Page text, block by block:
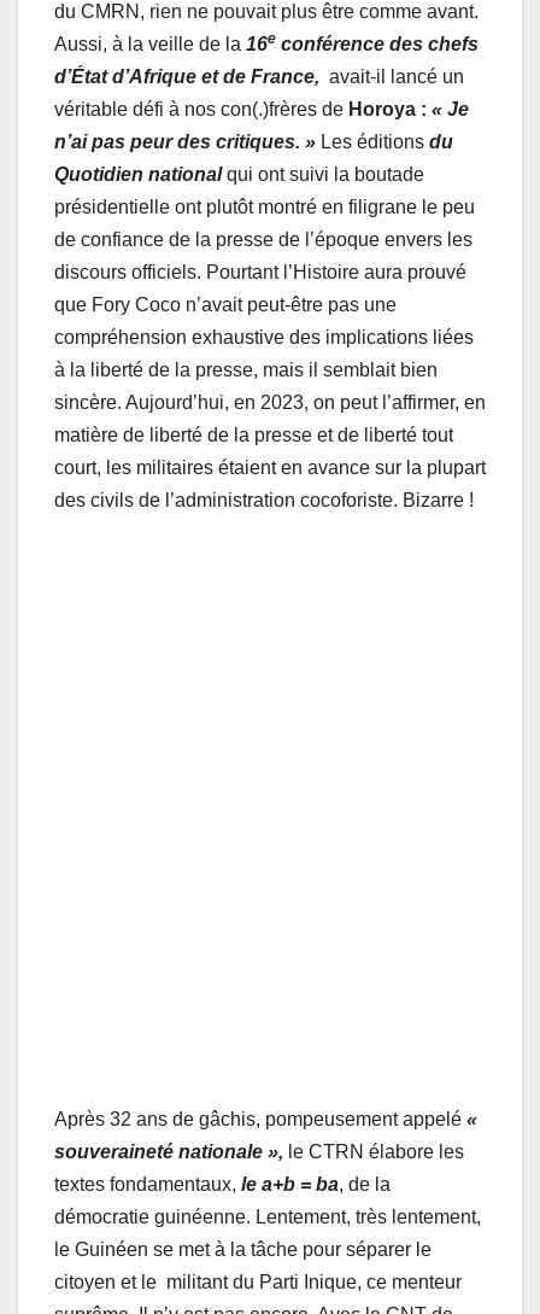
du CMRN, rien ne pouvait plus être comme avant.
Aussi, à la veille de la 16e conférence des chefs
d’État d’Afrique et de France, avait-il lancé un
véritable défi à nos con(.)frères de Horoya : « Je
n’ai pas peur des critiques. » Les éditions du
Quotidien nationalqui ont suivi la boutade
présidentielle ont plutôt montré en filigrane le peu
de confiance de la presse de l’époque envers les
discours officiels. Pourtant l’Histoire aura prouvé
que Fory Coco n’avait peut-être pas une
compréhension exhaustive des implications liées
à la liberté de la presse, mais il semblait bien
sincère. Aujourd’hui, en 2023, on peut l’affirmer, en
matière de liberté de la presse et de liberté tout
court, les militaires étaient en avance sur la plupart
des civils de l’administration cocoforiste. Bizarre !
Après 32 ans de gâchis, pompeusement appelé «
souveraineté nationale », le CTRN élabore les
textes fondamentaux, le a+b = ba, de la
démocratie guinéenne. Lentement, très lentement,
le Guinéen se met à la tâche pour séparer le
citoyen et le militant du Parti Inique, ce menteur